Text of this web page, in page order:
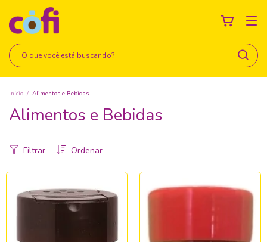
Início / Alimentos e Bebidas
Alimentos e Bebidas
Ordenar
Filtrar